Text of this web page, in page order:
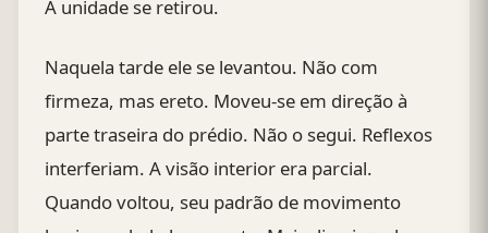
A unidade se retirou.
Naquela tarde ele se levantou. Não com
firmeza, mas ereto. Moveu-se em direção à
parte traseira do prédio. Não o segui. Reflexos
interferiam. A visão interior era parcial.
Quando voltou, seu padrão de movimento